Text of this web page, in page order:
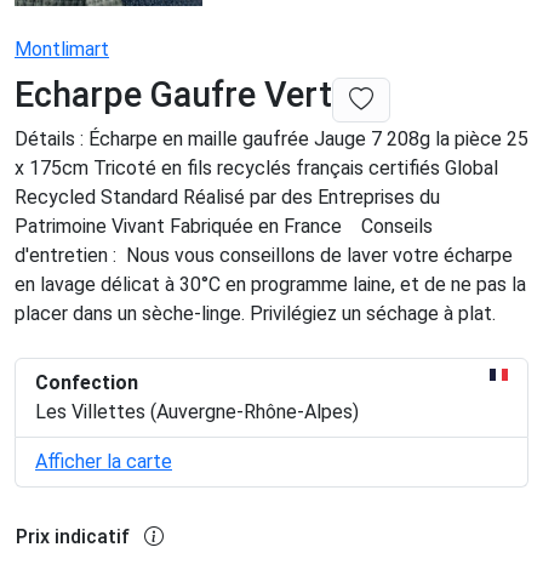
Montlimart
Echarpe Gaufre Vert
Détails : Écharpe en maille gaufrée Jauge 7 208g la pièce 25
x 175cm Tricoté en fils recyclés français certifiés Global
Recycled Standard Réalisé par des Entreprises du
Patrimoine Vivant Fabriquée en France Conseils
d'entretien : Nous vous conseillons de laver votre écharpe
en lavage délicat à 30°C en programme laine, et de ne pas la
placer dans un sèche-linge. Privilégiez un séchage à plat.
Confection
Les Villettes (Auvergne-Rhône-Alpes)
Afficher la carte
Prix indicatif